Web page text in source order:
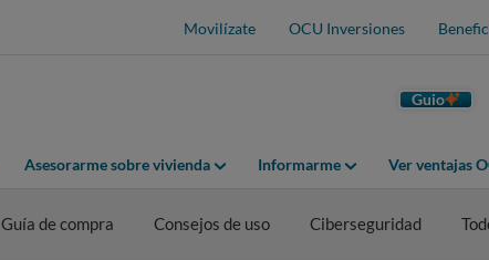
Movilízate OCU Inversiones
Guio
Asesorarme sobre vivienda Informarme Ver ventajas
Guía de compra Consejos de uso Ciberseguridad